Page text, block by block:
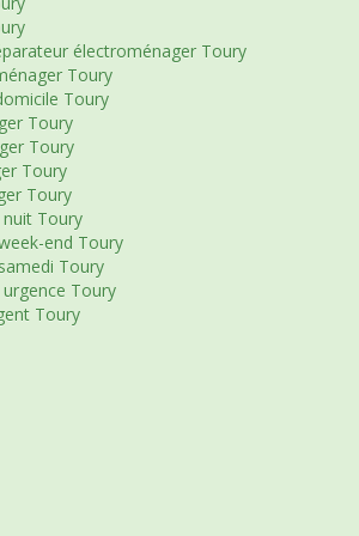
électroménager Toury
Toury
Toury
Toury
Toury
Toury
Toury
Toury
end Toury
Toury
Toury
Toury